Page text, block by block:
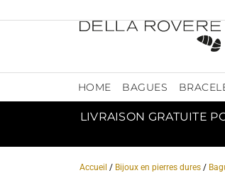
HOME BAGUES
LIVRAISON GRATUITE
Accueil / Bijoux en pierres dures /